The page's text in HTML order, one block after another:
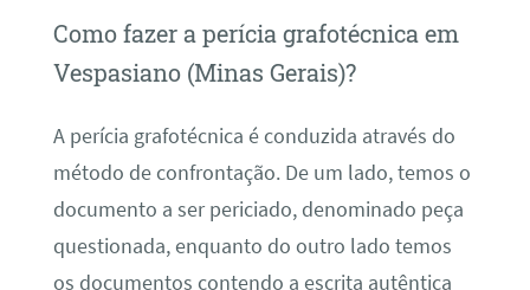
Como fazer a perícia grafotécnica em
Vespasiano (Minas Gerais)?
A perícia grafotécnica é conduzida através do
método de confrontação. De um lado, temos o
documento a ser periciado, denominado peça
questionada, enquanto do outro lado temos
os documentos contendo a escrita autêntica